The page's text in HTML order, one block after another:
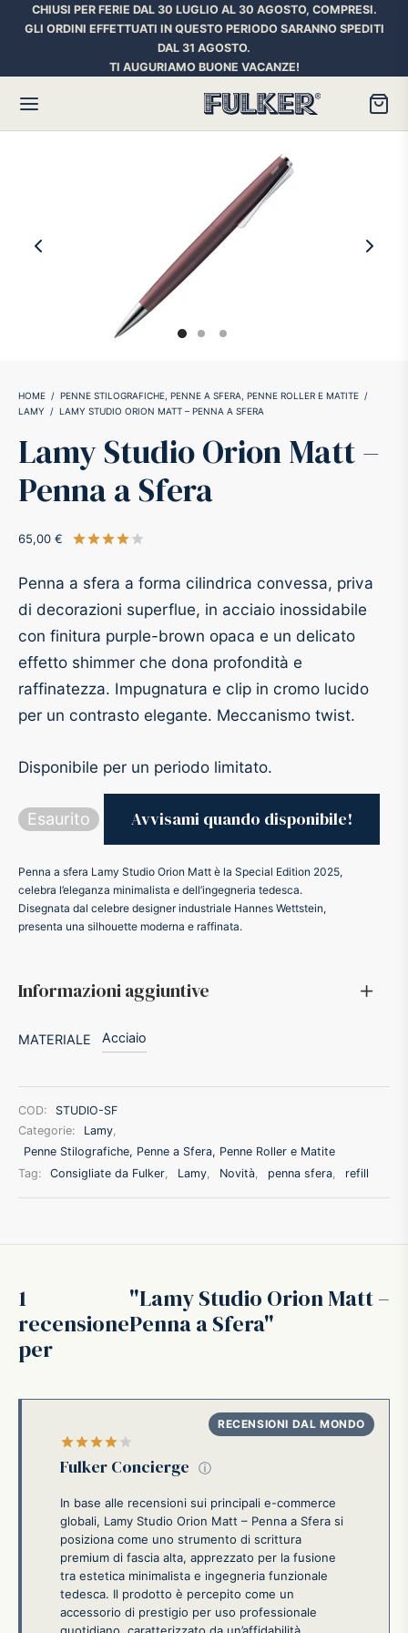
CHIUSI PER FERIE DAL 30 LUGLIO AL 30 AGOSTO, COMPRESI.
GLI ORDINI EFFETTUATI IN QUESTO PERIODO SARANNO SPEDITI
DAL 31 AGOSTO.
TI AUGURIAMO BUONE VACANZE!
HOME / PENNE STILOGRAFICHE, PENNE A SFERA, PENNE ROLLER E MATITE /
LAMY
/ LAMY STUDIO ORION MATT – PENNA A SFERA
Lamy Studio Orion Matt –
Penna a Sfera
65,00 €
Penna a sfera a forma cilindrica convessa, priva
di decorazioni superflue, in acciaio inossidabile
con finitura purple-brown opaca e un delicato
effetto shimmer che dona profondità e
raffinatezza. Impugnatura e clip in cromo lucido
per un contrasto elegante. Meccanismo twist.
Disponibile per un periodo limitato.
Esaurito
Penna a sfera Lamy Studio Orion Matt è la Special Edition 2025,
celebra l’eleganza minimalista e dell’ingegneria tedesca.
Disegnata dal celebre designer industriale Hannes Wettstein,
presenta una silhouette moderna e raffinata.
Informazioni aggiuntive
MATERIALE Acciaio
COD:
STUDIO-SF
Categorie:
Lamy
Penne Stilografiche, Penne a Sfera, Penne Roller e Matite
Tag:
Consigliate da Fulker Lamy Novità penna sfera refill
1
recensione
per
Lamy Studio Orion Matt –
Penna a Sfera
Fulker Concierge ⓘ
In base alle recensioni sui principali e-commerce
globali, Lamy Studio Orion Matt – Penna a Sfera si
posiziona come uno strumento di scrittura
premium di fascia alta, apprezzato per la fusione
tra estetica minimalista e ingegneria funzionale
tedesca. Il prodotto è percepito come un
accessorio di prestigio per uso professionale
SPACE PEN
Matic
Astronaut Space Pen
Space Pen
pressurizzato
PENNE
Castell
A.G.
Marche
E INCHIOSTRI
Penne Stilografiche
Penne Roller